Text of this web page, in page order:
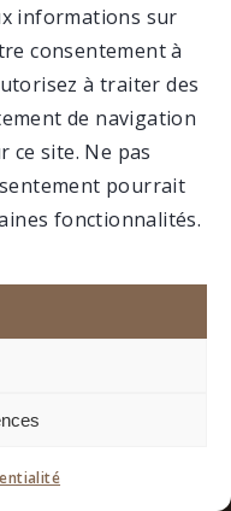
informations sur
consentement à
à traiter des
de navigation
ce site. Ne pas
pourrait
fonctionnalités.
Portail membre